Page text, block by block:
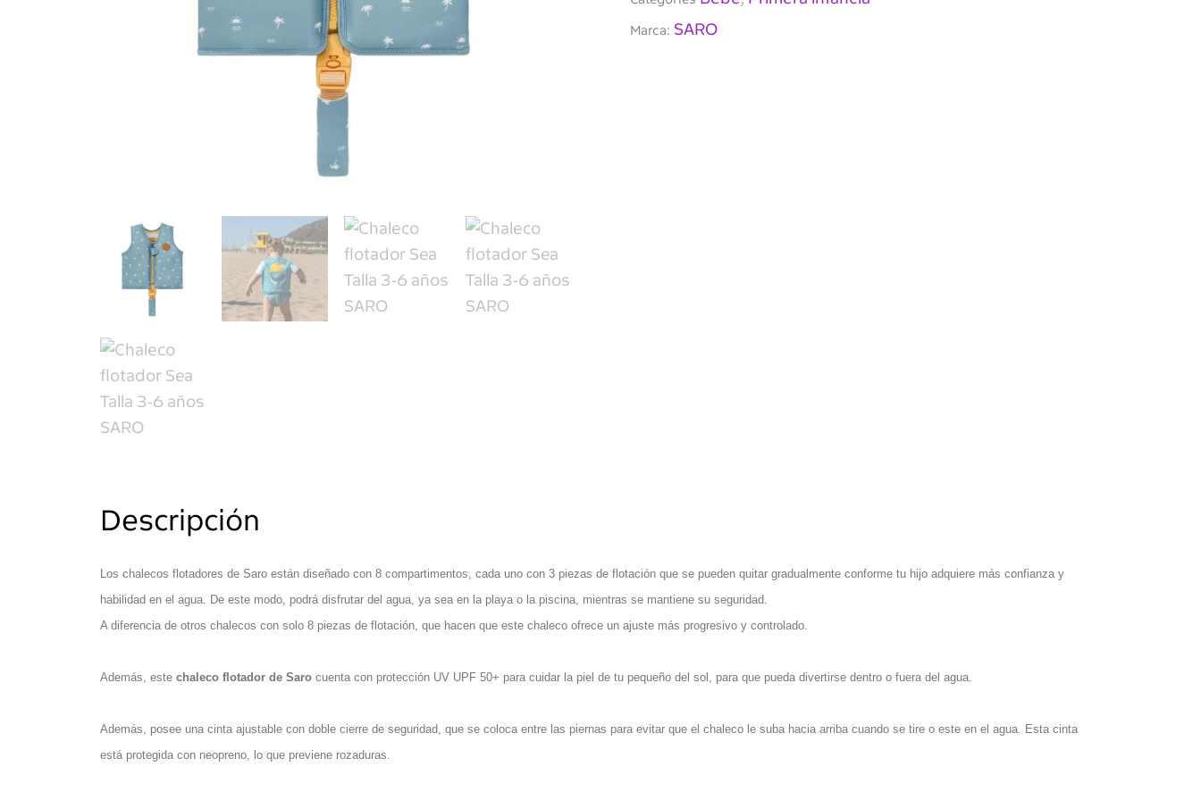
Marca: SARO
Descripción
Los chalecos flotadores de Saro están diseñado con 8 compartimentos, cada uno con 3 piezas de flotación que se pueden quitar gradualmente conforme tu hijo adquiere más confianza y
habilidad en el agua. De este modo, podrá disfrutar del agua, ya sea en la playa o la piscina, mientras se mantiene su seguridad.
A diferencia de otros chalecos con solo 8 piezas de flotación, que hacen que este chaleco ofrece un ajuste más progresivo y controlado.
Además, este chaleco flotador de Saro cuenta con protección UV UPF 50+ para cuidar la piel de tu pequeño del sol, para que pueda divertirse dentro o fuera del agua.
Además, posee una cinta ajustable con doble cierre de seguridad, que se coloca entre las piernas para evitar que el chaleco le suba hacia arriba cuando se tire o este en el agua. Esta cinta
está protegida con neopreno, lo que previene rozaduras.